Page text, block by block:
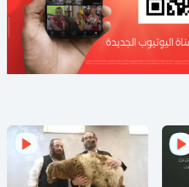
ديرمر إلى واشنطن لتخفيف التوتر مع
الرسائل المتبادلة بين "حماس"